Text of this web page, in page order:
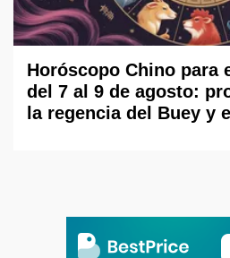
Horóscopo Chino para
del 7 al 9 de agosto:
la regencia del Buey y